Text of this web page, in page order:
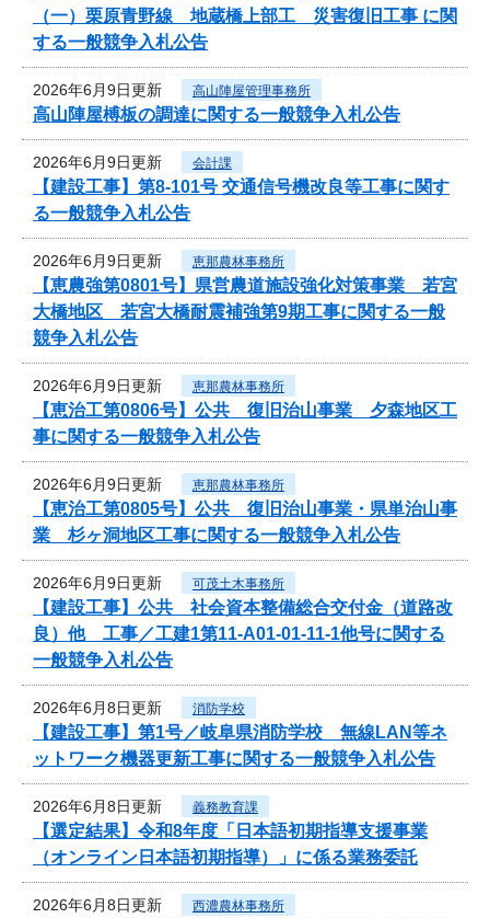
（一）栗原青野線 地蔵橋上部工 災害復旧工事 に関
する一般競争入札公告
2026年6月9日更新 高山陣屋管理事務所
高山陣屋榑板の調達に関する一般競争入札公告
2026年6月9日更新 会計課
【建設工事】第8-101号 交通信号機改良等工事に関す
る一般競争入札公告
2026年6月9日更新 恵那農林事務所
【恵農強第0801号】県営農道施設強化対策事業 若宮
大橋地区 若宮大橋耐震補強第9期工事に関する一般
競争入札公告
2026年6月9日更新 恵那農林事務所
【恵治工第0806号】公共 復旧治山事業 夕森地区工
事に関する一般競争入札公告
2026年6月9日更新 恵那農林事務所
【恵治工第0805号】公共 復旧治山事業・県単治山事
業 杉ヶ洞地区工事に関する一般競争入札公告
2026年6月9日更新 可茂土木事務所
【建設工事】公共 社会資本整備総合交付金（道路改
良）他 工事／工建1第11-A01-01-11-1他号に関する
一般競争入札公告
2026年6月8日更新 消防学校
【建設工事】第1号／岐阜県消防学校 無線LAN等ネ
ットワーク機器更新工事に関する一般競争入札公告
2026年6月8日更新 義務教育課
【選定結果】令和8年度「日本語初期指導支援事業
（オンライン日本語初期指導）」に係る業務委託
2026年6月8日更新 西濃農林事務所